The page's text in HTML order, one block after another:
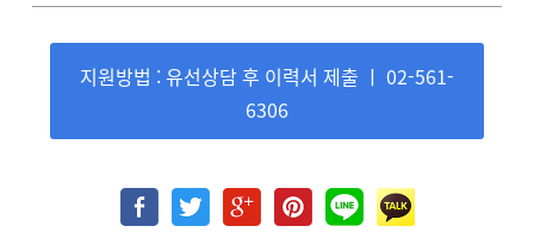
지원방법 : 유선상담 후 이력서 제출 ㅣ 02-561-
6306